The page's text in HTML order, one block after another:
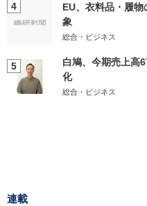
4
EU、衣料品・履
象
総合・ビジネス
5
白鳩、今期売上高
化
総合・ビジネス
連載